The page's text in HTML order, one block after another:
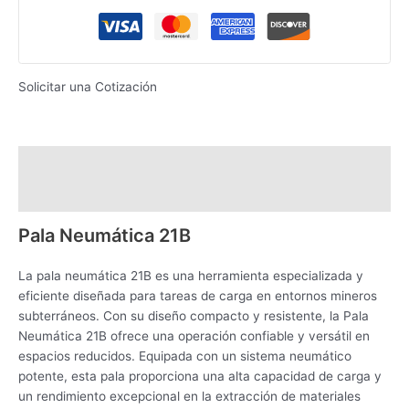
Solicitar una Cotización
Pala Neumática 21B
La pala neumática 21B es una herramienta especializada y
eficiente diseñada para tareas de carga en entornos mineros
subterráneos. Con su diseño compacto y resistente, la Pala
Neumática 21B ofrece una operación confiable y versátil en
espacios reducidos. Equipada con un sistema neumático
potente, esta pala proporciona una alta capacidad de carga y
un rendimiento excepcional en la extracción de materiales